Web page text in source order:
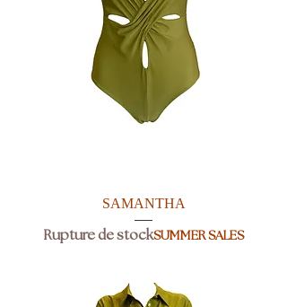
SAMANTHA
Rupture de stockSUMMER SALES